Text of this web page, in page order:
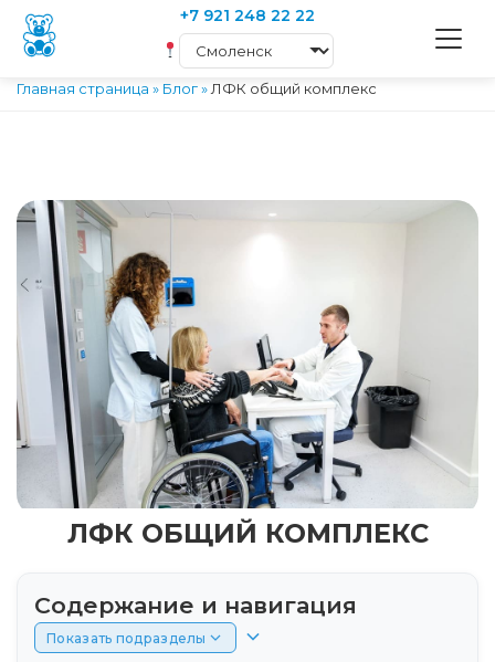
+7 921 248 22 22
Главная страница » Блог» ЛФК общий комплекс
ЛФК ОБЩИЙ КОМПЛЕКС
Содержание и навигация
Показать подразделы